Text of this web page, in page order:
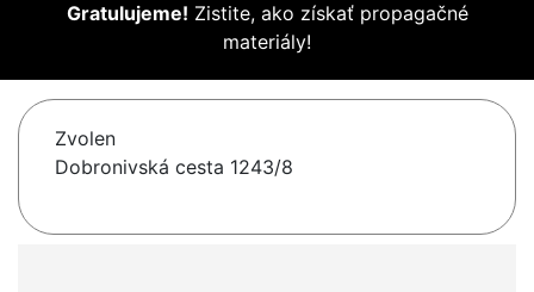
Gratulujeme! Zistite, ako získať propagačné
materiály!
Zvolen
Dobronivská cesta 1243/8